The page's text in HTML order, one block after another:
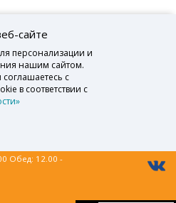
сайте
персонализации и
нашим сайтом.
с
в соответствии с
Обед: 12.00 -